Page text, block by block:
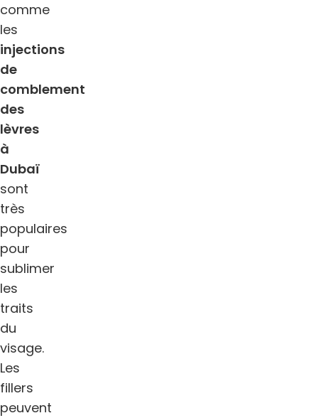
comme
les
injections
de
comblement
des
lèvres
à
Dubaï
sont
très
populaires
pour
sublimer
les
traits
du
visage.
Les
fillers
peuvent